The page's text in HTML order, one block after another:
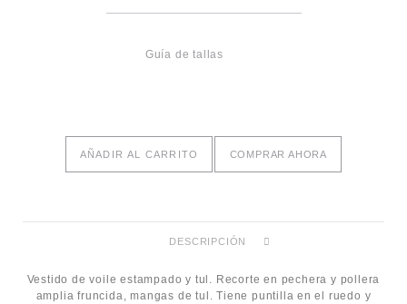
Guía de tallas
AÑADIR AL CARRITO COMPRAR AHORA
DESCRIPCIÓN
Vestido de voile estampado y tul. Recorte en pechera y pollera
amplia fruncida, mangas de tul. Tiene puntilla en el ruedo y